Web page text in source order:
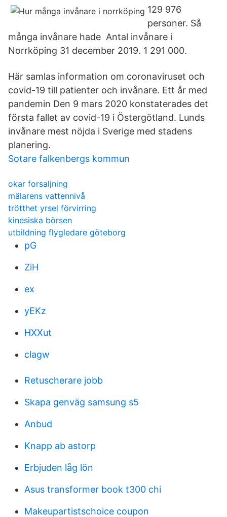
129 976
personer. Så
många invånare hade Antal invånare i
Norrköping 31 december 2019. 1 291 000.
Här samlas information om coronaviruset och
covid-19 till patienter och invånare. Ett år med
pandemin Den 9 mars 2020 konstaterades det
första fallet av covid-19 i Östergötland. Lunds
invånare mest nöjda i Sverige med stadens
planering.
Sotare falkenbergs kommun
okar forsaljning
mälarens vattennivå
trötthet yrsel förvirring
kinesiska börsen
utbildning flygledare göteborg
pG
ZiH
ex
yEKz
HXXut
clagw
Retuscherare jobb
Skapa genväg samsung s5
Anbud
Knapp ab astorp
Erbjuden låg lön
Asus transformer book t300 chi
Makeupartistschoice coupon